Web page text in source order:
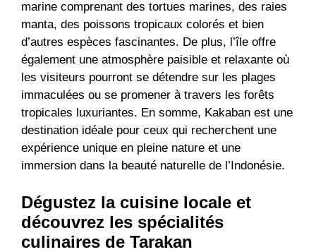
marine comprenant des tortues marines, des raies
manta, des poissons tropicaux colorés et bien
d’autres espèces fascinantes. De plus, l’île offre
également une atmosphère paisible et relaxante où
les visiteurs pourront se détendre sur les plages
immaculées ou se promener à travers les forêts
tropicales luxuriantes. En somme, Kakaban est une
destination idéale pour ceux qui recherchent une
expérience unique en pleine nature et une
immersion dans la beauté naturelle de l’Indonésie.
Dégustez la cuisine locale et
découvrez les spécialités
culinaires de Tarakan